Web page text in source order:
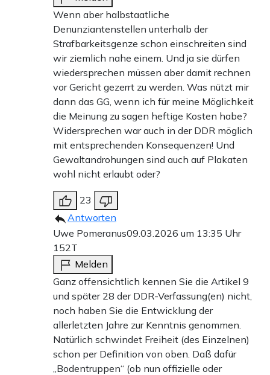
Wenn aber halbstaatliche
Denunziantenstellen unterhalb der
Strafbarkeitsgenze schon einschreiten sind
wir ziemlich nahe einem. Und ja sie dürfen
wiedersprechen müssen aber damit rechnen
vor Gericht gezerrt zu werden. Was nützt mir
dann das GG, wenn ich für meine Möglichkeit
die Meinung zu sagen heftige Kosten habe?
Widersprechen war auch in der DDR möglich
mit entsprechenden Konsequenzen! Und
Gewaltandrohungen sind auch auf Plakaten
wohl nicht erlaubt oder?
23
Antworten
Uwe Pomeranus09.03.2026 um 13:35 Uhr
152T
Melden
Ganz offensichtlich kennen Sie die Artikel 9
und später 28 der DDR-Verfassung(en) nicht,
noch haben Sie die Entwicklung der
allerletzten Jahre zur Kenntnis genommen.
Natürlich schwindet Freiheit (des Einzelnen)
schon per Definition von oben. Daß dafür
„Bodentruppen“ (ob nun offizielle oder